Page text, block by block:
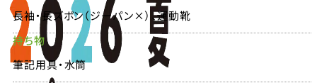
長袖・長ズボン（ジーパン×）、運動靴
持ち物
筆記用具・水筒